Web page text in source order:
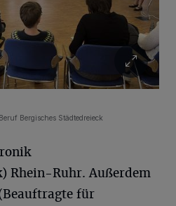
Bergisches Städtedreieck
Rhein-Ruhr. Außerdem
für